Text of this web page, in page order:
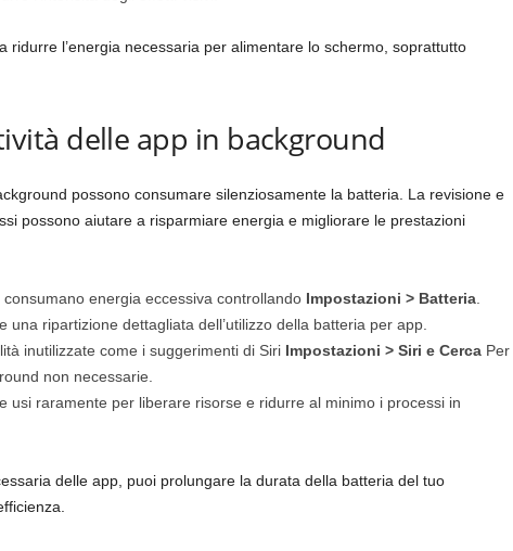
ridurre l’energia necessaria per alimentare lo schermo, soprattutto
delle app in background
possono consumare silenziosamente la batteria. La revisione e
possono aiutare a risparmiare energia e migliorare le prestazioni
energia eccessiva controllando Impostazioni > Batteria.
una ripartizione dettagliata dell’utilizzo della batteria per app.
inutilizzate come i suggerimenti di Siri Impostazioni > Siri e CercaPer
non necessarie.
usi raramente per liberare risorse e ridurre al minimo i processi in
delle app, puoi prolungare la durata della batteria del tuo